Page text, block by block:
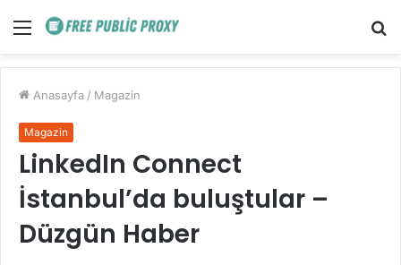
Menü
Anasayfa / Magazin
Magazin
LinkedIn Connect
İstanbul’da buluştular –
Düzgün Haber